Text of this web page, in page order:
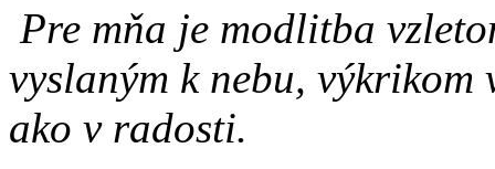
Pre mňa je modlitba
vyslaným k nebu, výkrikom
ako v radosti.